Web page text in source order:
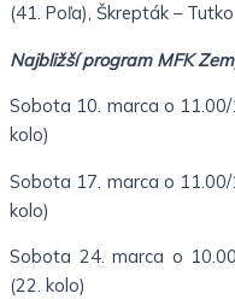
(41. Poľa), Škrepták –
Najbližší program MFK
Sobota 10. marca o 11.00/
kolo)
Sobota 17. marca o 11.00/
kolo)
Sobota 24. marca o
(22. kolo)